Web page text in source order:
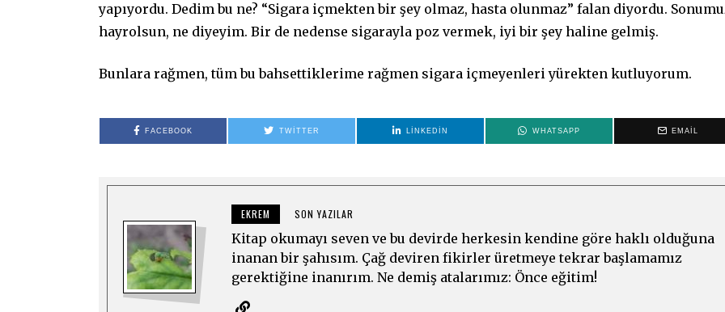
yapıyordu. Dedim bu ne? “Sigara içmekten bir şey olmaz, hasta olunmaz” falan diyordu.
hayrolsun, ne diyeyim. Bir de nedense sigarayla poz vermek, iyi bir şey haline gelmiş.
Bunlara rağmen, tüm bu bahsettiklerime rağmen sigara içmeyenleri yürekten kutluyorum.
FACEBOOK TWITTER LINKEDIN WHATSAPP EMAIL
EKREM SON YAZILAR
Kitap okumayı seven ve bu devirde herkesin kendine göre haklı olduğuna
inanan bir şahısım. Çağ deviren fikirler üretmeye tekrar başlamamız
gerektiğine inanırım. Ne demiş atalarımız: Önce eğitim!